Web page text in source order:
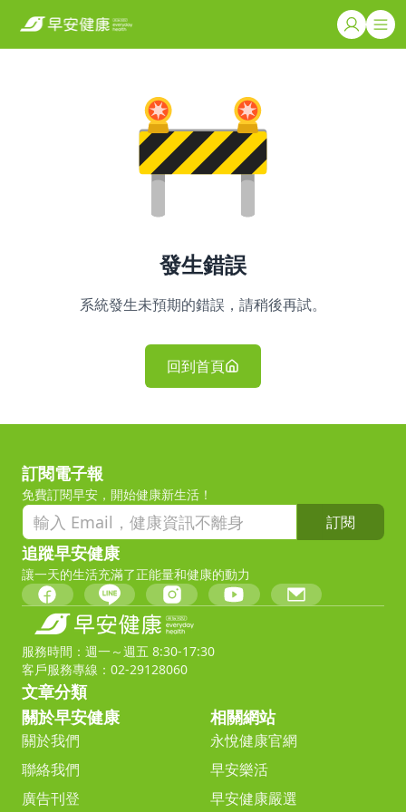
發生錯誤
系統發生未預期的錯誤，請稍後再試。
回到首頁
訂閱電子報
免費訂閱早安，開始健康新生活！
訂閱
追蹤早安健康
讓一天的生活充滿了正能量和健康的動力
服務時間：週一～週五 8:30-17:30
客戶服務專線：02-29128060
文章分類
關於早安健康
關於我們
聯絡我們
廣告刊登
相關網站
永悅健康官網
早安樂活
早安健康嚴選